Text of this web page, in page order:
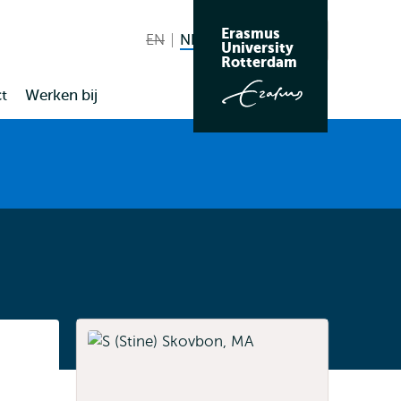
taal
EN English not available
NL Nederlands huidige taal
Zoeken
Erasmus
University
Rotterdam
Werken bij